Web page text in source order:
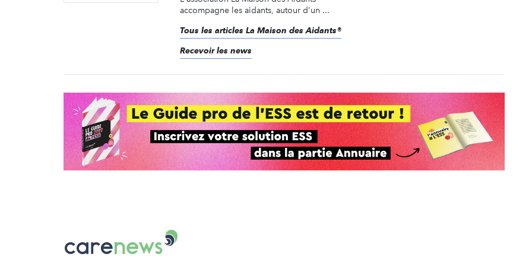
accompagne les aidants, autour d'un ...
Tous les articles La Maison des Aidants®
Recevoir les news
Le